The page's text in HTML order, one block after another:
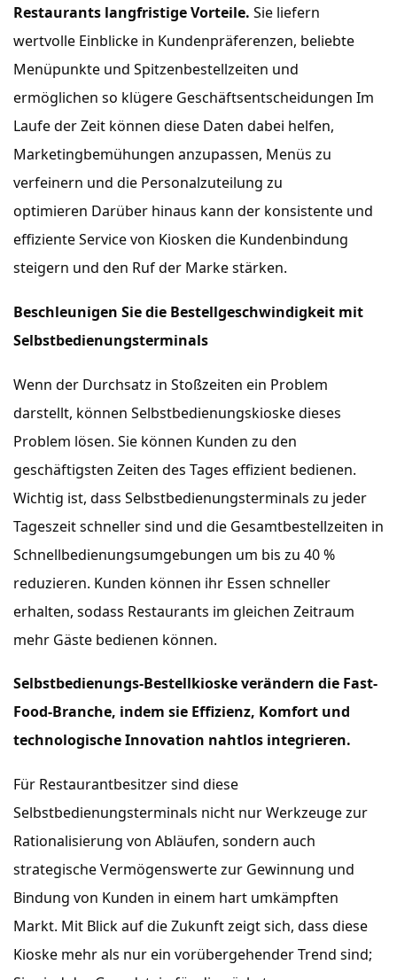
Restaurants langfristige Vorteile. Sie liefern
wertvolle Einblicke in Kundenpräferenzen, beliebte
Menüpunkte und Spitzenbestellzeiten und
ermöglichen so klügere Geschäftsentscheidungen Im
Laufe der Zeit können diese Daten dabei helfen,
Marketingbemühungen anzupassen, Menüs zu
verfeinern und die Personalzuteilung zu
optimieren Darüber hinaus kann der konsistente und
effiziente Service von Kiosken die Kundenbindung
steigern und den Ruf der Marke stärken.
Beschleunigen Sie die Bestellgeschwindigkeit mit
Selbstbedienungsterminals
Wenn der Durchsatz in Stoßzeiten ein Problem
darstellt, können Selbstbedienungskioske dieses
Problem lösen. Sie können Kunden zu den
geschäftigsten Zeiten des Tages effizient bedienen.
Wichtig ist, dass Selbstbedienungsterminals zu jeder
Tageszeit schneller sind und die Gesamtbestellzeiten in
Schnellbedienungsumgebungen um bis zu 40 %
reduzieren. Kunden können ihr Essen schneller
erhalten, sodass Restaurants im gleichen Zeitraum
mehr Gäste bedienen können.
Selbstbedienungs-Bestellkioske verändern die Fast-
Food-Branche, indem sie Effizienz, Komfort und
technologische Innovation nahtlos integrieren.
Für Restaurantbesitzer sind diese
Selbstbedienungsterminals nicht nur Werkzeuge zur
Rationalisierung von Abläufen, sondern auch
strategische Vermögenswerte zur Gewinnung und
Bindung von Kunden in einem hart umkämpften
Markt. Mit Blick auf die Zukunft zeigt sich, dass diese
Kioske mehr als nur ein vorübergehender Trend sind;